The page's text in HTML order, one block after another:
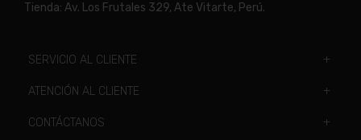
Tienda: Av. Los Frutales 329, Ate Vitarte, Perú.
SERVICIO AL CLIENTE
ATENCIÓN AL CLIENTE
CONTÁCTANOS